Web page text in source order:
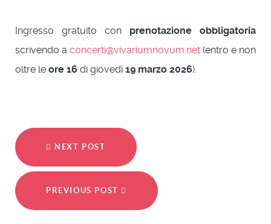
Ingresso gratuito con prenotazione obbligatoria
scrivendo a concerti@vivariumnovum.net (entro e non
oltre le ore 16 di giovedì 19 marzo 2026).
NEXT POST
PREVIOUS POST